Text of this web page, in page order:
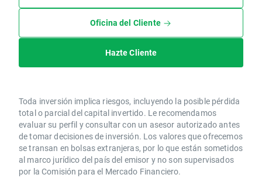
Oficina del Cliente
Hazte Cliente
Toda inversión implica riesgos, incluyendo la posible pérdida
total o parcial del capital invertido. Le recomendamos
evaluar su perfil y consultar con un asesor autorizado antes
de tomar decisiones de inversión. Los valores que ofrecemos
se transan en bolsas extranjeras, por lo que están sometidos
al marco jurídico del país del emisor y no son supervisados
por la Comisión para el Mercado Financiero.